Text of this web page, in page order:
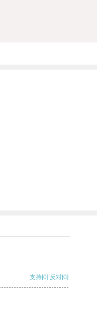
支持[0] 反对[0]